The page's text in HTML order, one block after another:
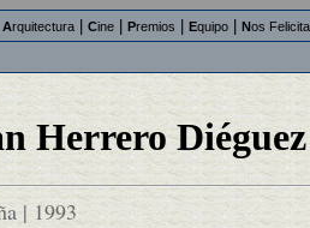
Arquitectura Cine Premios Equipo Nos
Herrero Diéguez
| 1993